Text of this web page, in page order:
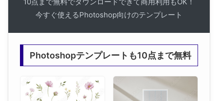
今すぐ使えるPhotoshop向けのテンプレート
Photoshopテンプレートも10点まで無料